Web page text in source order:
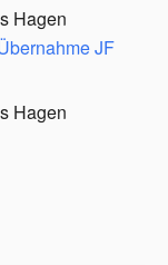
Hagen
JF
Hagen